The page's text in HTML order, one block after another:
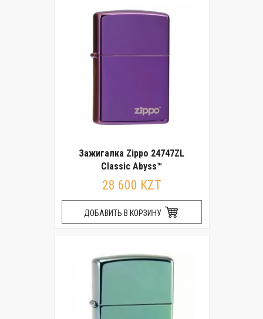
Зажигалка Zippo 24747ZL
Classic Abyss™
28 600 KZT
ДОБАВИТЬ В КОРЗИНУ